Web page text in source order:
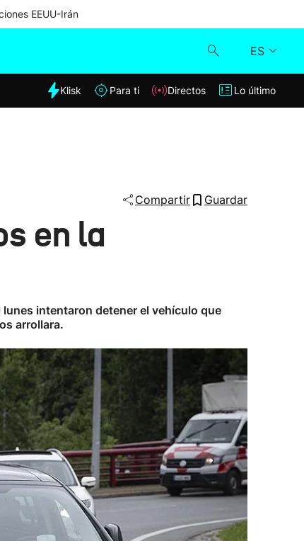
EEUU-Irán
ES
Klisk
Klisk Para ti Directos Lo último
Compartir Guardar
en la
intentaron detener el vehículo que
arrollara.